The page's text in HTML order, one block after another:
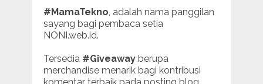
#MamaTekno, adalah nama panggilan
sayang bagi pembaca setia
NONI.web.id.
Tersedia #Giveawayberupa
merchandise menarik bagi kontribusi